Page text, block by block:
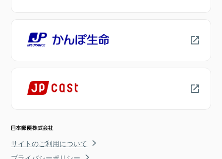
サイトのご利用について